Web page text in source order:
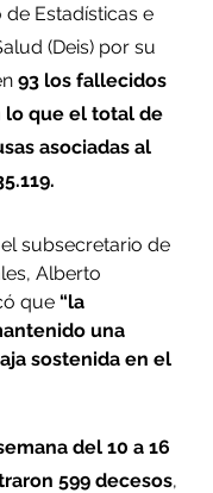
Estadísticas e
(Deis) por su
93 los fallecidos
lo que el total de
asociadas al
subsecretario de
Alberto
que “la
una
sostenida en el
del 10 a 16
599 decesos,